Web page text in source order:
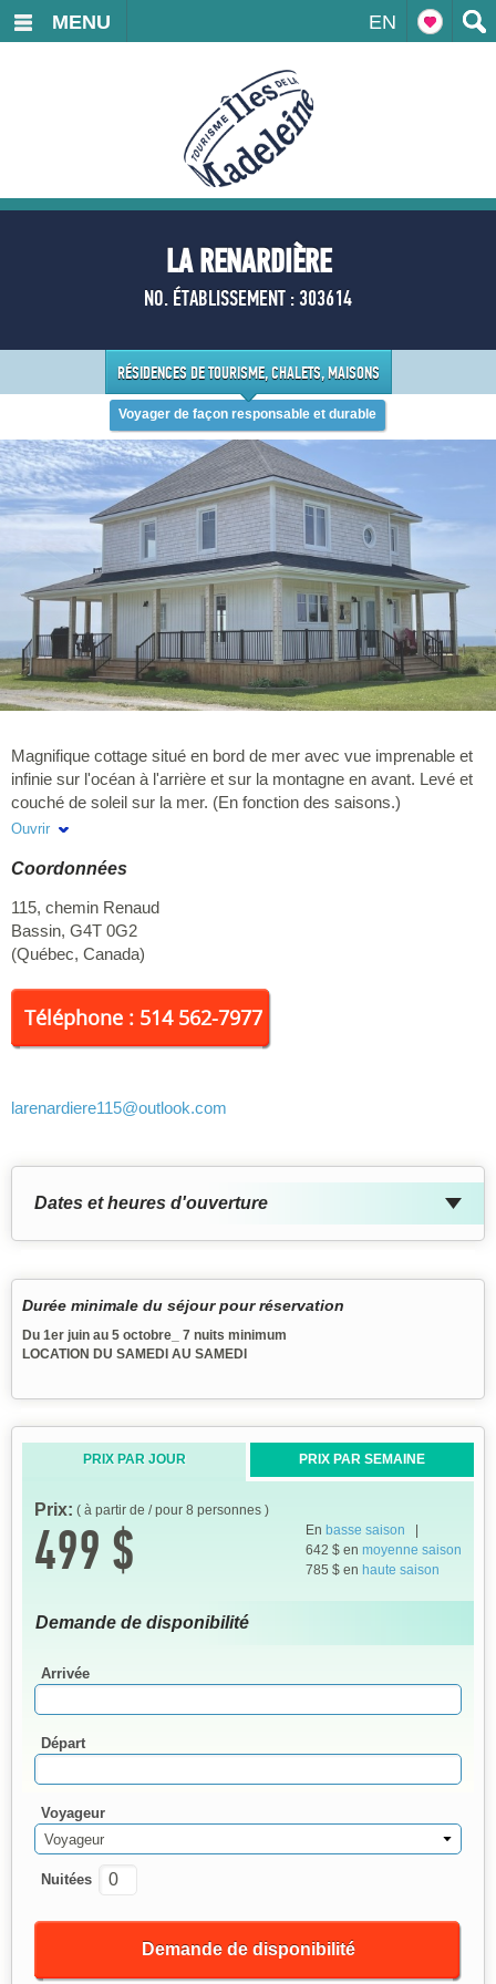
EN
MENU
LA RENARDIÈRE
NO. ÉTABLISSEMENT : 303614
RÉSIDENCES DE TOURISME, CHALETS, MAISONS
Voyager de façon responsable et durable
Magnifique cottage situé en bord de mer avec vue imprenable et
infinie sur l'océan à l'arrière et sur la montagne en avant. Levé et
couché de soleil sur la mer. (En fonction des saisons.)
Localisation de rêve et d'un calme sans pareil, cette propriété est
chambres dont une avec balcon donnant sur la mer, soit 3 avec
Possibilité d'ajouter deux lits simples au besoin. Près de la plage,
du phare de l'Anse-à-la-Cabane (1.5km), a 11.5km du site
historique de la Grave, et a 12 km de la magnifique plage du
Sandy Hook. Sentier de marche en bord de falaises accessible à
même le terrain
Ouvrir
Coordonnées
115, chemin Renaud
Bassin, G4T 0G2
(Québec, Canada)
Téléphone : 514 562-7977
larenardiere115@outlook.com
Dates et heures d'ouverture
Durée minimale du séjour pour réservation
Du 1er juin au 5 octobre_ 7 nuits minimum
LOCATION DU SAMEDI AU SAMEDI
PRIX PAR JOUR PRIX PAR SEMAINE
Prix: ( à partir de / pour 8 personnes )
499 $ En basse saison
642 $ en moyenne saison
785 $ en haute saison
Demande de disponibilité
Arrivée
Départ
Voyageur
Voyageur
Nuitées
Demande de disponibilité